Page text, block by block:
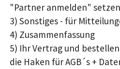
"Partner anmelden" setzen
3) Sonstiges - für
4) Zusammenfassung
5) Ihr Vertrag und
die Haken für AGB´s +